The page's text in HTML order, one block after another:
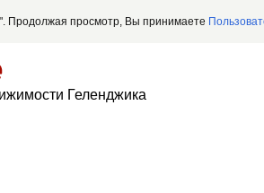
Продолжая просмотр, Вы принимаете
Геленджика